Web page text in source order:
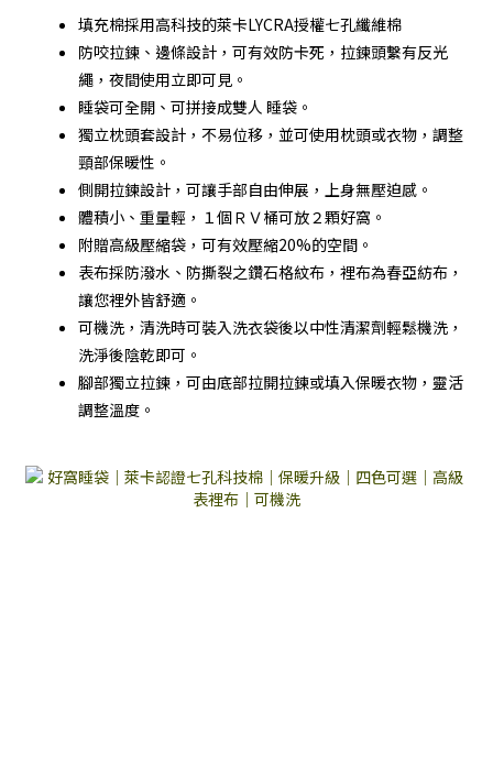
填充棉採用高科技的萊卡LYCRA授權七孔纖維棉
防咬拉鍊、邊條設計，可有效防卡死，拉鍊頭繫有反光
繩，夜間使用立即可見。
睡袋可全開、可拼接成雙人 睡袋。
獨立枕頭套設計，不易位移，並可使用枕頭或衣物，調整
頸部保暖性。
側開拉鍊設計，可讓手部自由伸展，上身無壓迫感。
體積小、重量輕，１個ＲＶ桶可放２顆好窩。
附贈高級壓縮袋，可有效壓縮20%的空間。
表布採防潑水、防撕裂之鑽石格紋布，裡布為春亞紡布，
讓您裡外皆舒適。
可機洗，清洗時可裝入洗衣袋後以中性清潔劑輕鬆機洗，
洗淨後陰乾即可。
腳部獨立拉鍊，可由底部拉開拉鍊或填入保暖衣物，靈活
調整溫度。